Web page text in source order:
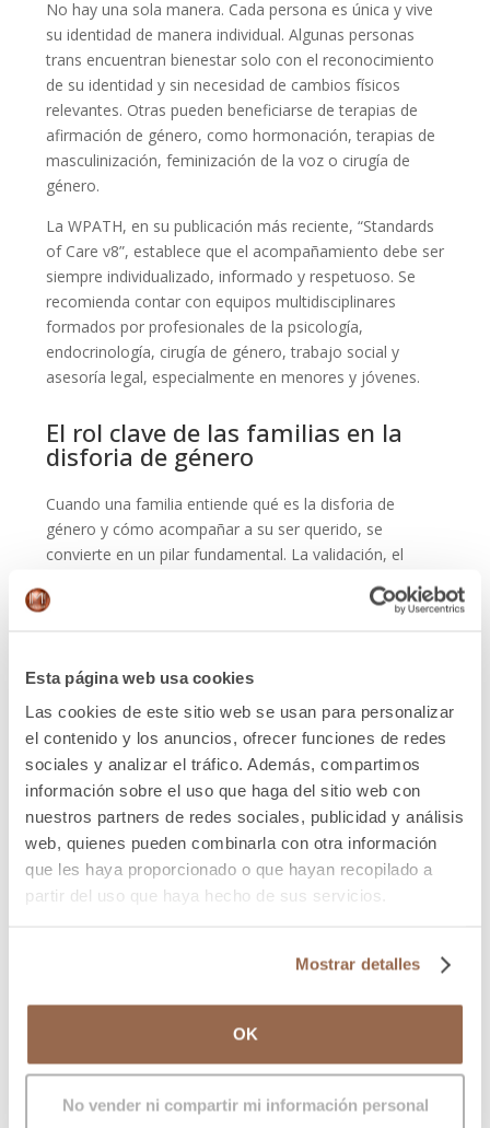
Esta página web usa cookies
Las cookies de este sitio web se usan para personalizar
el contenido y los anuncios, ofrecer funciones de redes
sociales y analizar el tráfico. Además, compartimos
información sobre el uso que haga del sitio web con
nuestros partners de redes sociales, publicidad y análisis
web, quienes pueden combinarla con otra información
que les haya proporcionado o que hayan recopilado a
partir del uso que haya hecho de sus servicios.
Mostrar detalles
OK
No vender ni compartir mi información personal
No hay una sola manera. Cada persona es única y vive
su identidad de manera individual. Algunas personas
trans encuentran bienestar solo con el reconocimiento
de su identidad y sin necesidad de cambios físicos
relevantes. Otras pueden beneficiarse de terapias de
afirmación de género, como hormonación, terapias de
masculinización, feminización de la voz o cirugía de
género.
La WPATH, en su publicación más reciente, “Standards
of Care v8”, establece que el acompañamiento debe ser
siempre individualizado, informado y respetuoso. Se
recomienda contar con equipos multidisciplinares
formados por profesionales de la psicología,
endocrinología, cirugía de género, trabajo social y
asesoría legal, especialmente en menores y jóvenes.
El rol clave de las familias en la
disforia de género
Cuando una familia entiende qué es la disforia de
género y cómo acompañar a su ser querido, se
convierte en un pilar fundamental. La validación, el
búsqueda conjunta de información veraz pueden evitar
Existen asociaciones de familias, profesionales
orientación y apoyo, tanto para la persona trans, como
para la familia y su entorno.
¿Cómo se aborda la
disforia de género?
La cirugía de afirmación de género o cirugía de
aliviar la disforia corporal en personas adultas. Existen
necesidades de cada persona:mastectomía,
feminización facial
No todas las personas trans desean operarse, ni lo
hacen por las mismas razones. La cirugía, cuando se